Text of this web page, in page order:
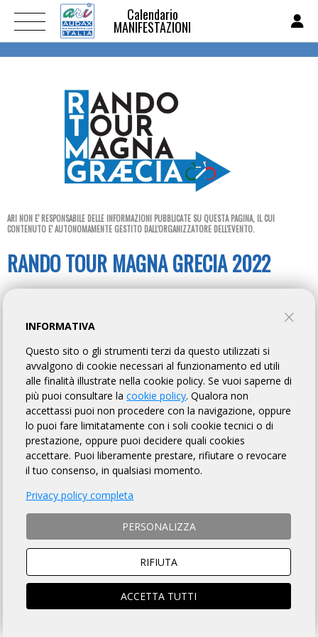
Calendario
MANIFESTAZIONI
ARI NON E' RESPONSABILE DELLE INFORMAZIONI PUBBLICATE SU QUESTA PAGINA, IL CUI
CONTENUTO E' AUTONOMAMENTE GESTITO DALL'ORGANIZZATORE DELL'EVENTO.
RANDO TOUR MAGNA GRECIA 2022
INFORMAZIONI REGOLAMENTO ELENCO BREVETTI
DISTANZA
6200 Km totali
CONTATTI
E-MAIL
La challenge d’Area SUD Rando Tour Magna Grecia
INFORMATIVA
Questo sito o gli strumenti terzi da questo utilizzati si
avvalgono di cookie necessari al funzionamento ed utili
alle finalità illustrate nella cookie policy. Se vuoi saperne di
più puoi consultare lacookie policy. Qualora non
accettassi puoi non procedere con la navigazione, oppure
lo puoi fare limitatamente con i soli cookie tecnici o di
prestazione, oppure puoi decidere quali cookies
accettare. Puoi liberamente prestare, rifiutare o revocare
il tuo consenso, in qualsiasi momento.
Privacy policy completa
PERSONALIZZA
RIFIUTA
ACCETTA TUTTI